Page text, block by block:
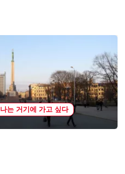
나는 거기에 가고 싶다